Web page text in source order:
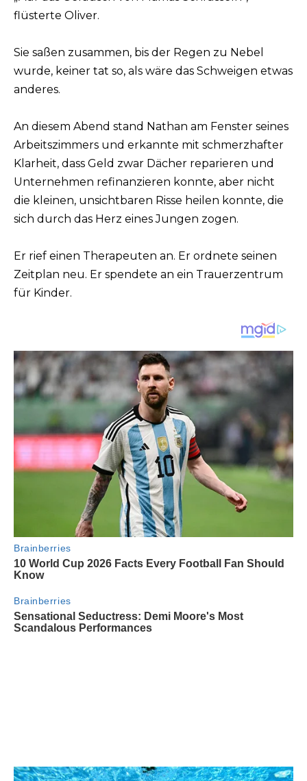
flüsterte Oliver.
Sie saßen zusammen, bis der Regen zu Nebel
wurde, keiner tat so, als wäre das Schweigen etwas
anderes.
An diesem Abend stand Nathan am Fenster seines
Arbeitszimmers und erkannte mit schmerzhafter
Klarheit, dass Geld zwar Dächer reparieren und
Unternehmen refinanzieren konnte, aber nicht
die kleinen, unsichtbaren Risse heilen konnte, die
sich durch das Herz eines Jungen zogen.
Er rief einen Therapeuten an. Er ordnete seinen
Zeitplan neu. Er spendete an ein Trauerzentrum
für Kinder.